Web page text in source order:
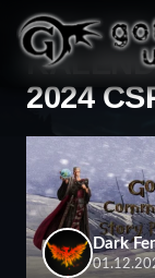
STRONA
2024
Dark